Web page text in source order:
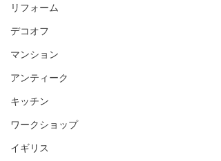
リフォーム
デコオフ
マンション
アンティーク
キッチン
ワークショップ
イギリス